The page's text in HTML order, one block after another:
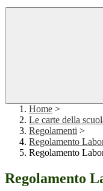
Home >
Le carte della
Regolamenti >
Regolamento
Regolamento
Regolamento